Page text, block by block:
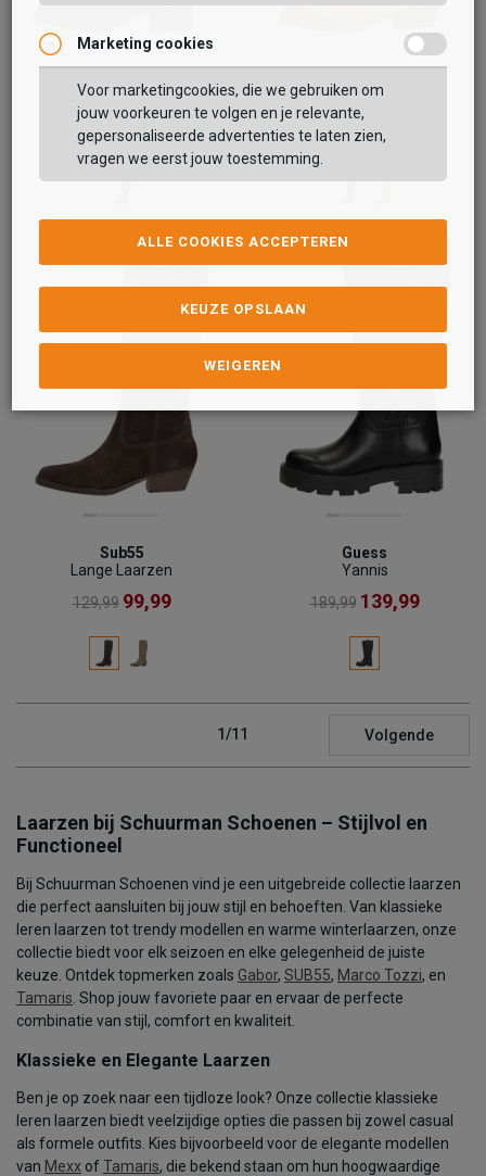
Shoecolate
Lange Laarzen
159,99109,99
Sub55
Lange Laarzen
129,99 99,99
Sub55
Lange Laarzen
129,99 99,99
Guess
Yannis
189,99 139,99
1/11 Volgende
Laarzen bij Schuurman Schoenen – Stijlvol en
Functioneel
Bij Schuurman Schoenen vind je een uitgebreide collectie laarzen
die perfect aansluiten bij jouw stijl en behoeften. Van klassieke
leren laarzen tot trendy modellen en warme winterlaarzen, onze
collectie biedt voor elk seizoen en elke gelegenheid de juiste
keuze. Ontdek topmerken zoals Gabor, SUB55, Marco Tozzi, en
Tamaris . Shop jouw favoriete paar en ervaar de perfecte
combinatie van stijl, comfort en kwaliteit.
Klassieke en Elegante Laarzen
Ben je op zoek naar een tijdloze look? Onze collectie klassieke
leren laarzen biedt veelzijdige opties die passen bij zowel casual
als formele outfits. Kies bijvoorbeeld voor de elegante modellen
van Mexx ofTamaris, die bekend staan om hun hoogwaardige
Marketing cookies
Voor marketingcookies, die we gebruiken om
jouw voorkeuren te volgen en je relevante,
gepersonaliseerde advertenties te laten zien,
vragen we eerst jouw toestemming.
ALLE COOKIES ACCEPTEREN
KEUZE OPSLAAN
WEIGEREN